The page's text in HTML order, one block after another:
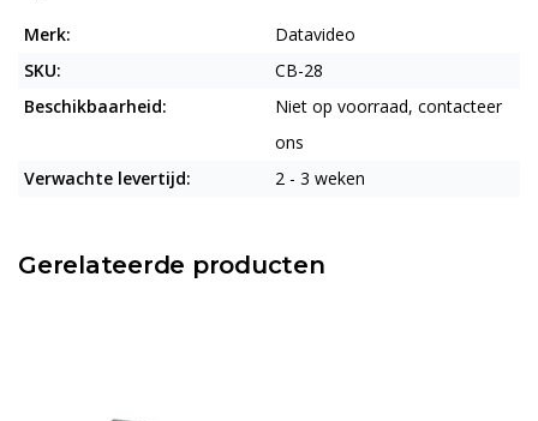
Merk:
Datavideo
SKU:
CB-28
Beschikbaarheid:
Niet op voorraad, contacteer
ons
Verwachte levertijd:
2 - 3 weken
Gerelateerde producten